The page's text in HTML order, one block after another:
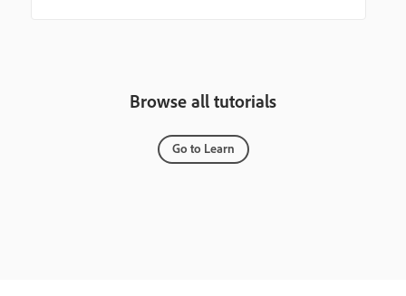
Browse all tutorials
Go to Learn